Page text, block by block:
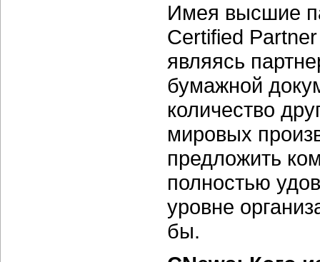
Имея высшие
Certified
являясь
бумажной
количество
мировых
предложить
полностью
уровне
бы.